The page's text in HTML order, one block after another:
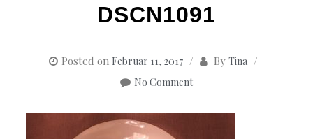
DSCN1091
Posted on Februar 11, 2017 By Tina
No Comment